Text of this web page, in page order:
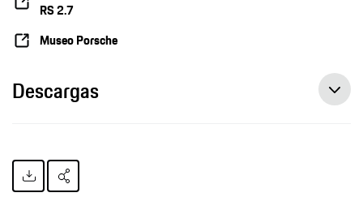
RS 2.7
Museo Porsche
Descargas